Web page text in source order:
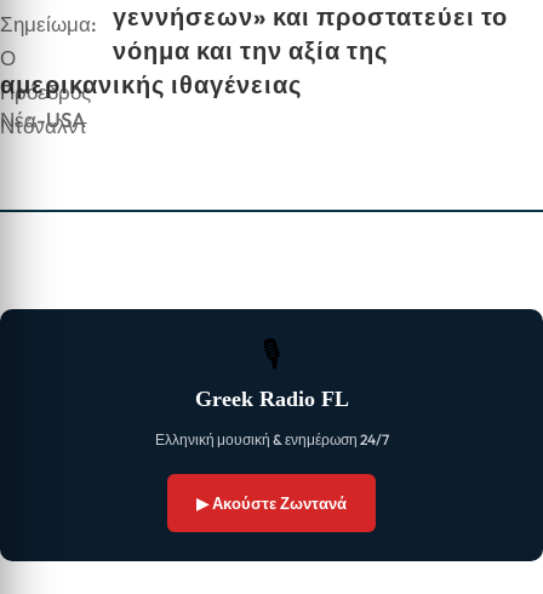
γεννήσεων» και προστατεύει το
νόημα και την αξία της
αμερικανικής ιθαγένειας
Νέα-USA
🎙
Greek Radio FL
Ελληνική μουσική & ενημέρωση 24/7
▶ Ακούστε Ζωντανά